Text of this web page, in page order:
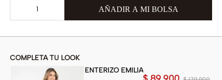
COMPLETA TU LOOK
ENTERIZO EMILIA